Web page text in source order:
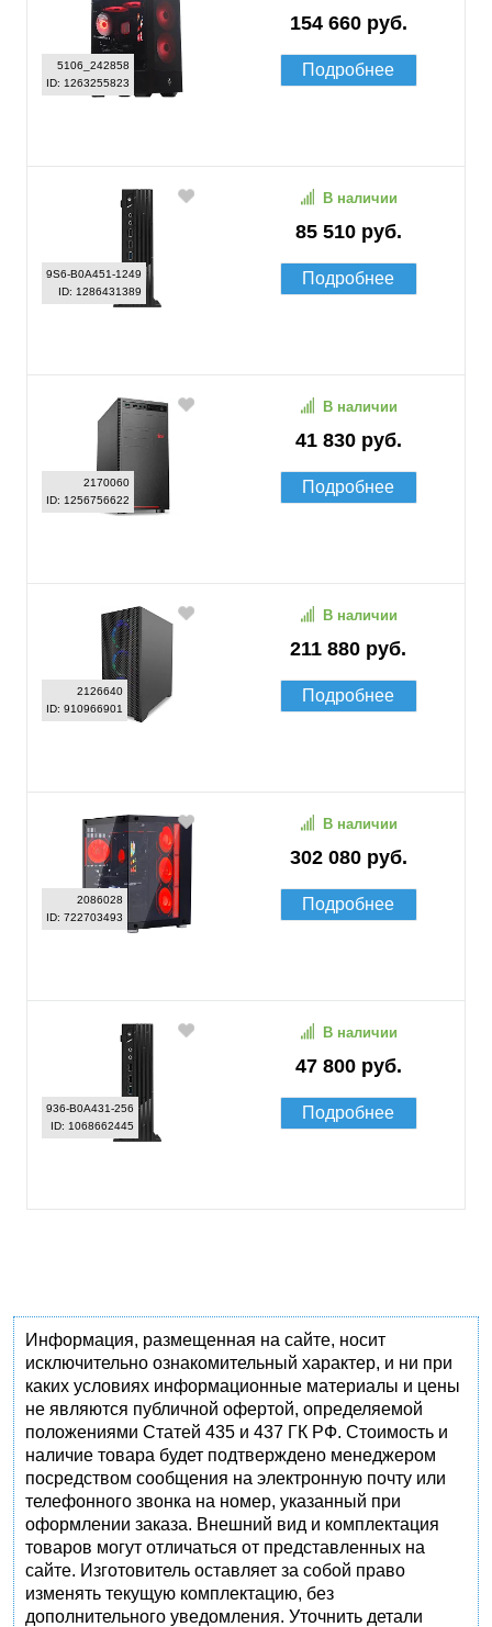
5106_242858
ID: 1263255823
154 660 руб.
Подробнее
9S6-B0A451-1249
ID: 1286431389
85 510 руб.
В наличии
Подробнее
2170060
ID: 1256756622
41 830 руб.
В наличии
Подробнее
2126640
ID: 910966901
211 880 руб.
В наличии
Подробнее
2086028
ID: 722703493
302 080 руб.
В наличии
Подробнее
936-B0A431-256
ID: 1068662445
47 800 руб.
В наличии
Подробнее
Информация, размещенная на сайте, носит
исключительно ознакомительный характер, и ни при
каких условиях информационные материалы и цены
не являются публичной офертой, определяемой
положениями Статей 435 и 437 ГК РФ. Стоимость и
наличие товара будет подтверждено менеджером
посредством сообщения на электронную почту или
телефонного звонка на номер, указанный при
оформлении заказа. Внешний вид и комплектация
товаров могут отличаться от представленных на
сайте. Изготовитель оставляет за собой право
изменять текущую комплектацию, без
дополнительного уведомления. Уточнить детали